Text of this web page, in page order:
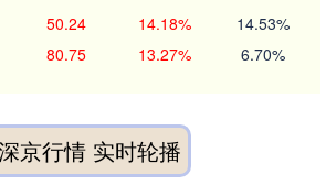
50.24 14.18% 14.53%
80.75 13.27% 6.70%
京行情 实时轮播